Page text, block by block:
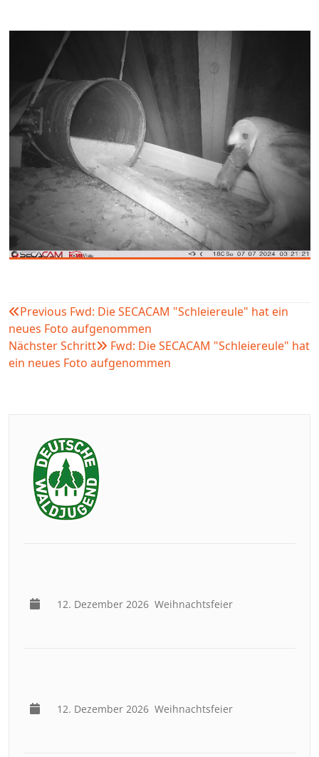
Beitragsnavigation
Previous Fwd: Die SECACAM "Schleiereule" hat ein
neues Foto aufgenommen
Nächster Schritt
Fwd: Die SECACAM "Schleiereule" hat
ein neues Foto aufgenommen
12. Dezember 2026 Weihnachtsfeier
12. Dezember 2026 Weihnachtsfeier